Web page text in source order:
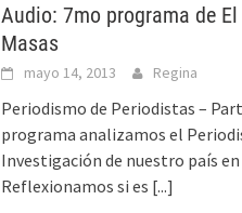
Audio: 7mo programa de
Masas
mayo 14, 2013 Regina
Periodismo de Periodistas –
programa analizamos el
Investigación de nuestro país
Reflexionamos si es [...]